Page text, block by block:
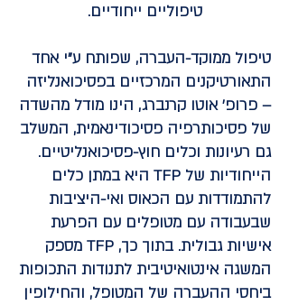
טיפוליים ייחודיים.
טיפול ממוקד-העברה, שפותח ע"י אחד
התאורטיקנים המרכזיים בפסיכואנליזה
– פרופ' אוטו קרנברג, הינו מודל מהשדה
של פסיכותרפיה פסיכודינאמית, המשלב
גם רעיונות וכלים חוץ-פסיכואנליטיים.
הייחודיות של TFP היא במתן כלים
להתמודדות עם הכאוס ואי-היציבות
שבעבודה עם מטופלים עם הפרעת
אישיות גבולית. בתוך כך, TFP מספק
המשגה אינטואיטיבית לתנודות התכופות
ביחסי ההעברה של המטופל, והחילופין